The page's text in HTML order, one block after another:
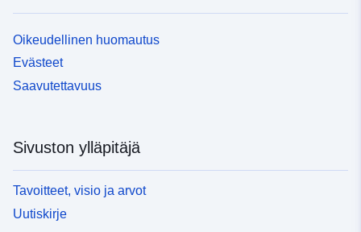
Oikeudellinen huomautus
Evästeet
Saavutettavuus
Sivuston ylläpitäjä
Tavoitteet, visio ja arvot
Uutiskirje